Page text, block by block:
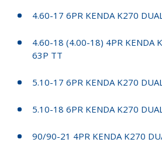
4.60-17 6PR KENDA K270
4.60-18 (4.00-18) 4PR KENDA
63P TT
5.10-17 6PR KENDA K270
5.10-18 6PR KENDA K270
90/90-21 4PR KENDA K270